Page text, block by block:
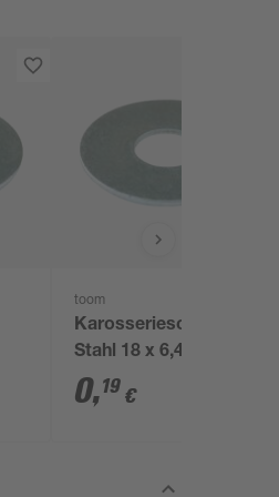
toom
Karosseriescheibe
Stahl 18 x 6,4 mm
0,19 €